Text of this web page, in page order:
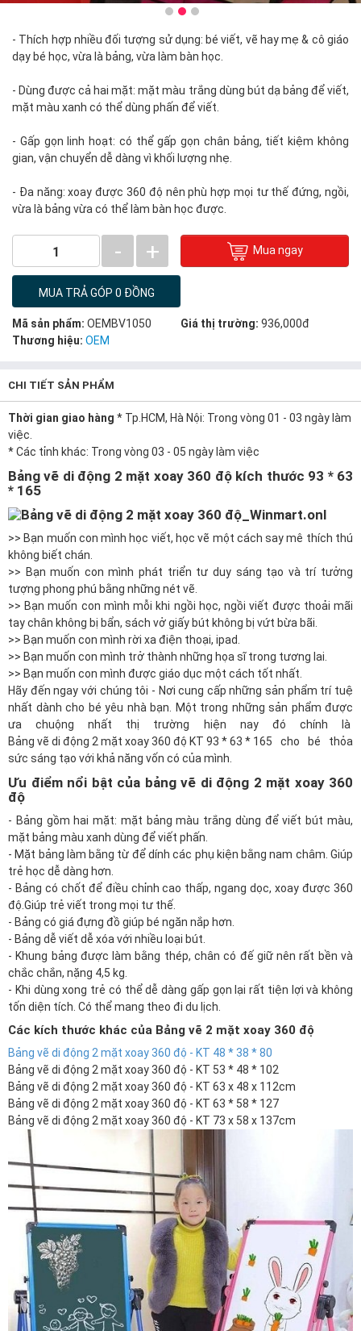
- Thích hợp nhiều đối tượng sử dụng: bé viết, vẽ hay mẹ & cô giáo
dạy bé học, vừa là bảng, vừa làm bàn học.
- Dùng được cả hai mặt: mặt màu trắng dùng bút dạ bảng để viết,
mặt màu xanh có thể dùng phấn để viết.
- Gấp gọn linh hoạt: có thể gấp gọn chân bảng, tiết kiệm không
gian, vận chuyển dễ dàng vì khối lượng nhẹ.
- Đa năng: xoay được 360 độ nên phù hợp mọi tư thế đứng, ngồi,
vừa là bảng vừa có thể làm bàn học được.
1 - + Mua ngay
MUA TRẢ GÓP 0 ĐỒNG
Mã sản phẩm: OEMBV1050 Giá thị trường: 936,000đ
Thương hiệu: OEM
CHI TIẾT SẢN PHẨM
Thời gian giao hàng * Tp.HCM, Hà Nội: Trong vòng 01 - 03 ngày làm
việc.
* Các tỉnh khác: Trong vòng 03 - 05 ngày làm việc
Bảng vẽ di động 2 mặt xoay 360 độ kích thước 93 * 63
* 165
>> Bạn muốn con mình học viết, học vẽ một cách say mê thích thú
không biết chán.
>> Bạn muốn con mình phát triển tư duy sáng tạo và trí tưởng
tượng phong phú bằng những nét vẽ.
>> Bạn muốn con mình mỗi khi ngồi học, ngồi viết được thoải mãi
tay chân không bị bẩn, sách vở giấy bút không bị vứt bừa bãi.
>> Bạn muốn con mình rời xa điện thoại, ipad.
>> Bạn muốn con mình trở thành những họa sĩ trong tương lai.
>> Bạn muốn con mình được giáo dục một cách tốt nhất.
Hãy đến ngay với chúng tôi - Nơi cung cấp những sản phẩm trí tuệ
nhất dành cho bé yêu nhà bạn. Một trong những sản phẩm được
ưa chuộng nhất thị trường hiện nay đó chính là
Bảng vẽ di động 2 mặt xoay 360 độ KT 93 * 63 * 165 cho bé thỏa
sức sáng tạo với khả năng vốn có của mình.
Ưu điểm nổi bật của bảng vẽ di động 2 mặt xoay 360
độ
- Bảng gồm hai mặt: mặt bảng màu trắng dùng để viết bút màu,
mặt bảng màu xanh dùng để viết phấn.
- Mặt bảng làm bằng từ để dính các phụ kiện bằng nam châm. Giúp
trẻ học dễ dàng hơn.
- Bảng có chốt để điều chỉnh cao thấp, ngang dọc, xoay được 360
độ.Giúp trẻ viết trong mọi tư thế.
- Bảng có giá đựng đồ giúp bé ngăn nắp hơn.
- Bảng dễ viết dễ xóa với nhiều loại bút.
- Khung bảng được làm bằng thép, chân có đế giữ nên rất bền và
chắc chắn, nặng 4,5 kg.
- Khi dùng xong trẻ có thể dễ dàng gấp gọn lại rất tiện lợi và không
tốn diện tích. Có thể mang theo đi du lịch.
Các kích thước khác của Bảng vẽ 2 mặt xoay 360 độ
Bảng vẽ di động 2 mặt xoay 360 độ - KT 48 * 38 * 80
Bảng vẽ di động 2 mặt xoay 360 độ - KT 53 * 48 * 102
Bảng vẽ di động 2 mặt xoay 360 độ - KT 63 x 48 x 112cm
Bảng vẽ di động 2 mặt xoay 360 độ - KT 63 * 58 * 127
Bảng vẽ di động 2 mặt xoay 360 độ - KT 73 x 58 x 137cm